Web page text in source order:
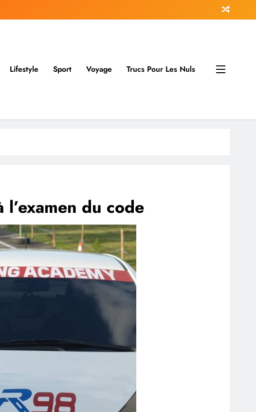
Lifestyle Sport Voyage Trucs Pour Les Nuls
du code